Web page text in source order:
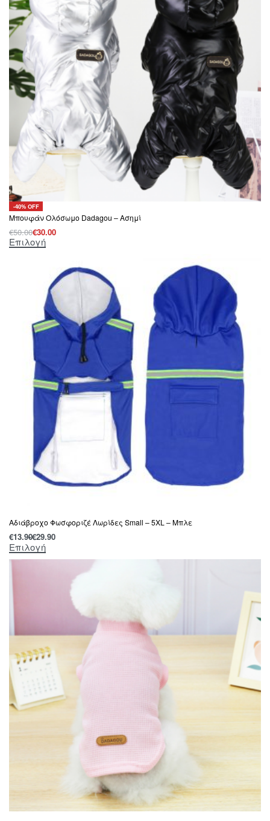
-40% OFF
Μπουφάν Oλόσωμο Dadagou – Ασημί
€50.00€30.00
Επιλογή
Αδιάβροχο Φωσφοριζέ Λωρίδες Small – 5XL – Μπλε
€13.90€29.90
Επιλογή